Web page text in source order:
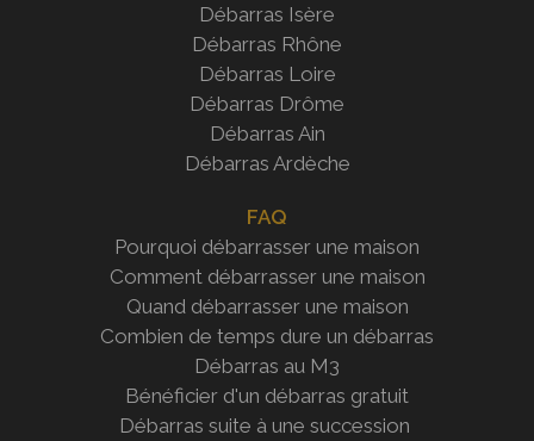
Débarras Isère
Débarras Rhône
Débarras Loire
Débarras Drôme
Débarras Ain
Débarras Ardèche
FAQ
Pourquoi débarrasser une maison
Comment débarrasser une maison
Quand débarrasser une maison
Combien de temps dure un débarras
Débarras au M3
Bénéficier d'un débarras gratuit
Débarras suite à une succession